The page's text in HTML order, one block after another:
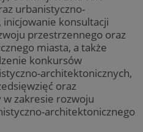
urbanistyczno-
konsultacji
przestrzennego oraz
miasta, a także
konkursów
architektonicznych,
oraz
w zakresie rozwoju
architektonicznego